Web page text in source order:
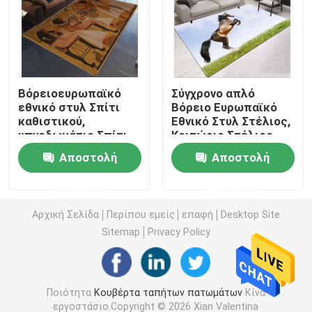
Αδιάβροχος τάπητας λουτρών
Κουβέρτα χώρων για παιχνίδη παιδιών
Χαλί πατωμάτων εδρών
φιλικό χαλί γιόγκας eco
Washable τάπητας κουζινών
Χαλί πινάκων βελών
Χαλιά σκαλοπατιών μη ολίσθησης
Βόρειοευρωπαϊκό
εθνικό στυλ Σπίτι
καθιστικού,
υπνοδωμάτιο Σπίτι
καθιστικού
Αποστολή
Σύγχρονο απλό
Βόρειο Ευρωπαϊκό
Εθνικό Στυλ Στέλιος,
Κοιτώριο Στέλιος
Αποστολή
Αρχική Σελίδα Περίπου εμείς επαφή
Desktop Site
Sitemap
Privacy Policy
Ποιότητα Κουβέρτα ταπήτων πατωμάτωνΚίνα
εργοστάσιο.Copyright © 2026 Xian Valentina